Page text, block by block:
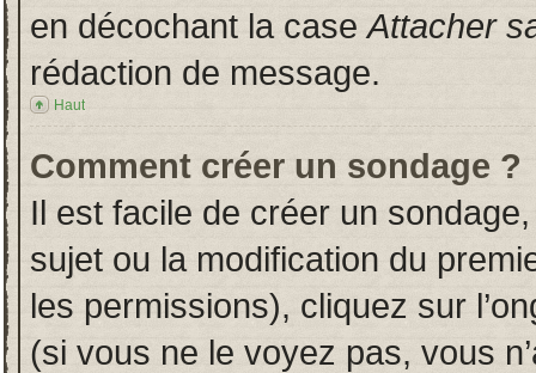
en décochant la caseAttacher
rédaction de message.
Haut
Comment créer un sondage ?
Il est facile de créer un
sujet ou la modification du
les permissions), cliquez sur
(si vous ne le voyez pas, vous